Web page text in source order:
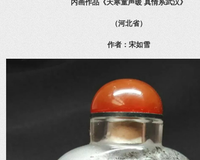
内画作品《天寒童声暖 真情系武汉》
（河北省）
作者：宋如雪